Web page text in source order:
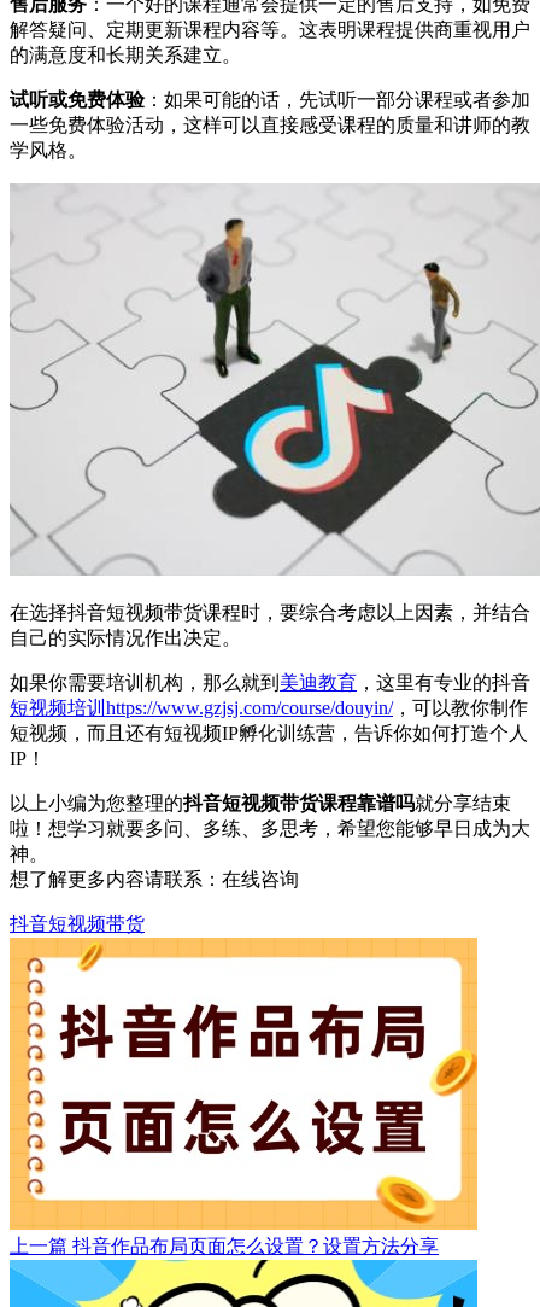
售后服务 ：一个好的课程通常会提供一定的售后支持，如免费
解答疑问、定期更新课程内容等。这表明课程提供商重视用户
的满意度和长期关系建立。
试听或免费体验：如果可能的话，先试听一部分课程或者参加
一些免费体验活动，这样可以直接感受课程的质量和讲师的教
学风格。
在选择抖音短视频带货课程时，要综合考虑以上因素，并结合
自己的实际情况作出决定。
如果你需要培训机构，那么就到 美迪教育 ，这里有专业的抖音
短视频培训 https://www.gzjsj.com/course/douyin/，可以教你制作
短视频，而且还有短视频IP孵化训练营，告诉你如何打造个人
IP！
以上小编为您整理的抖音短视频带货课程靠谱吗就分享结束
啦！想学习就要多问、多练、多思考，希望您能够早日成为大
神。
想了解更多内容请联系： 在线咨询
抖音短视频带货
上一篇 抖音作品布局页面怎么设置？设置方法分享